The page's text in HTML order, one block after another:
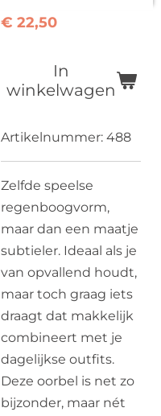
€ 22,50
In
winkelwagen
Artikelnummer: 488
Zelfde speelse
regenboogvorm,
maar dan een maatje
subtieler. Ideaal als je
van opvallend houdt,
maar toch graag iets
draagt dat makkelijk
combineert met je
dagelijkse outfits.
Deze oorbel is net zo
bijzonder, maar nét